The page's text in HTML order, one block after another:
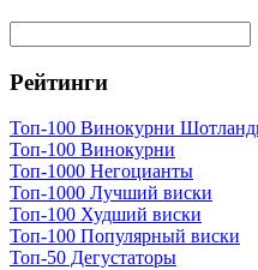
Рейтинги
Топ-100 Винокурни
Топ-100 Винокурни
Топ-1000 Негоцианты
Топ-1000 Лучший виски
Топ-100 Худший виски
Топ-100 Популярный виски
Топ-50 Дегустаторы